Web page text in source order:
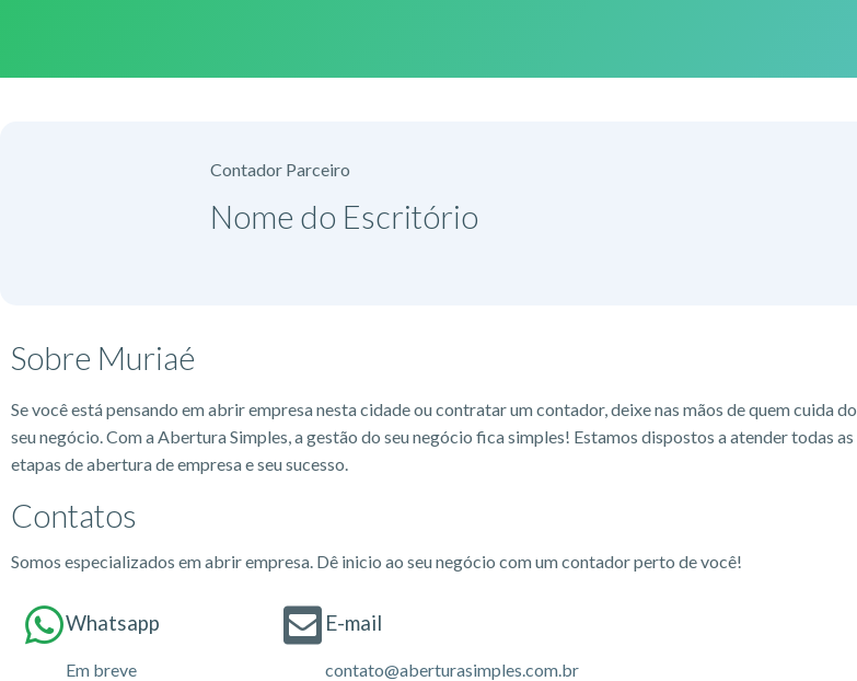
Contador Parceiro
Nome do Escritório​
Sobre Muriaé
Se você está pensando em abrir empresa nesta cidade ou contratar um contador, deixe nas mãos de quem cuida do
seu negócio. Com a Abertura Simples, a gestão do seu negócio fica simples! Estamos dispostos a atender todas as
etapas de abertura de empresa e seu sucesso.
Contatos
Somos especializados em abrir empresa. Dê inicio ao seu negócio com um contador perto de você!
Whatsapp
Em breve
E-mail
contato@aberturasimples.com.br